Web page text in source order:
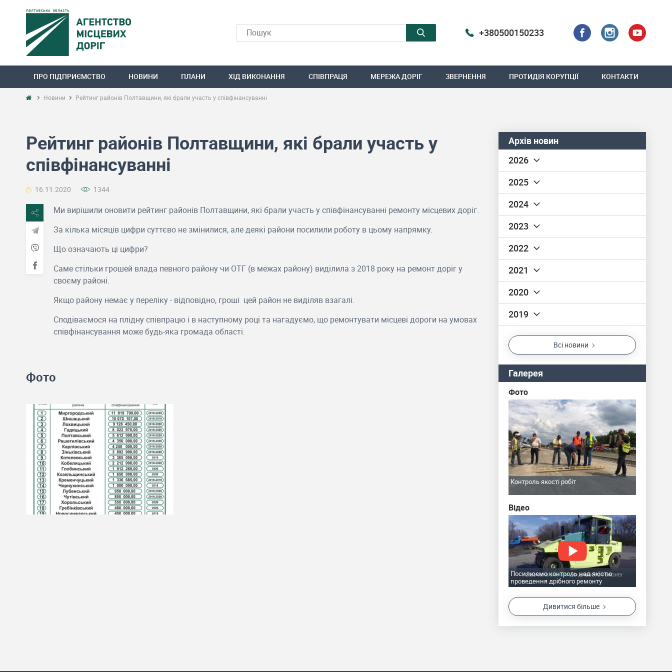
+380500150233
ПРО ПІДПРИЄМСТВО НОВИНИ ПЛАНИ ХІД ВИКОНАННЯ СПІВПРАЦЯ МЕРЕЖА ДОРІГ ЗВЕРНЕННЯ ПРОТИДІЯ КОРУПЦІЇ КОНТАКТИ
Новини Рейтинг районів Полтавщини, які брали участь у співфінансуванні
Рейтинг районів Полтавщини, які брали участь у
співфінансуванні
16.11.2020 1344
Ми вирішили оновити рейтинг районів Полтавщини, які брали участь у співфінансуванні ремонту місцевих доріг.
За кілька місяців цифри суттєво не змінилися, але деякі райони посилили роботу в цьому напрямку.
Що означають ці цифри?
Саме стільки грошей влада певного району чи ОТГ (в межах району) виділила з 2018 року на ремонт доріг у
своєму районі.
Якщо району немає у переліку - відповідно, гроші цей район не виділяв взагалі.
Сподіваємося на плідну співпрацю і в наступному році та нагадуємо, що ремонтувати місцеві дороги на умовах
співфінансування може будь-яка громада області.
Фото
Архів новин
2026
2025
2024
2023
2022
2021
2020
2019
всі новини
Галерея
Фото
Контроль якості робіт
Відео
Посилюємо контроль над якістю
проведення дрібного ремонту
дивитися більше